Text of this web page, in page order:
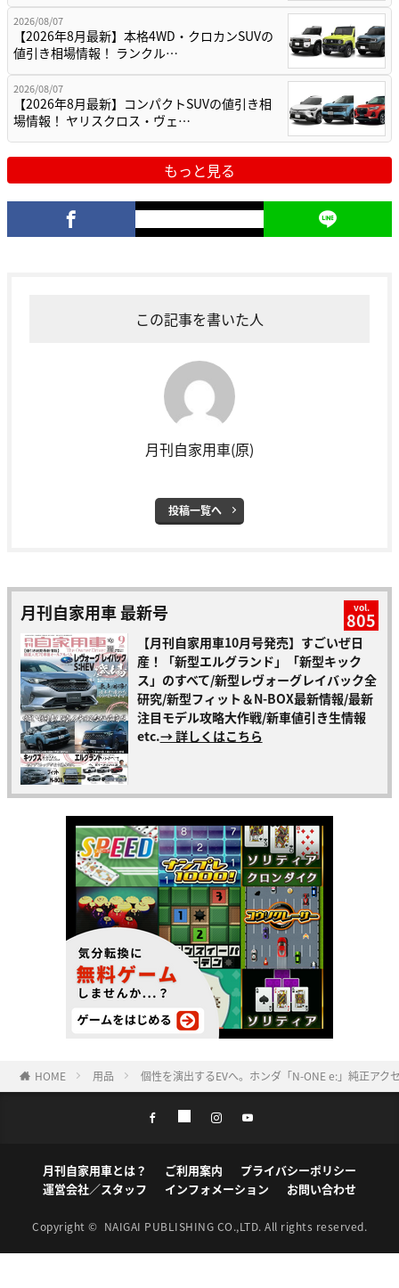
2026/08/07
【2026年8月最新】本格4WD・クロカンSUVの
値引き相場情報！ ランクル…
2026/08/07
【2026年8月最新】コンパクトSUVの値引き相
場情報！ ヤリスクロス・ヴェ…
もっと見る
この記事を書いた人
月刊自家用車(原)
投稿一覧へ
月刊自家用車 最新号 vol.
805
【月刊自家用車10月号発売】すごいぜ日
産！「新型エルグランド」「新型キック
ス」のすべて/新型レヴォーグレイバック全
研究/新型フィット＆N-BOX最新情報/最新
注目モデル攻略大作戦/新車値引き生情報
etc.→ 詳しくはこちら
HOME 用品 個性を演出するEVへ。ホンダ「N-ONE e:」純正アク
月刊自家用車とは？ ご利用案内
プライバシーポリシー
運営会社／スタッフ
インフォメーション お問い合わせ
Copyright © NAIGAI PUBLISHING CO.,LTD. All rights reserved.